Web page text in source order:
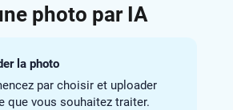
photo par IA
la photo
par choisir et uploader
que vous souhaitez traiter.